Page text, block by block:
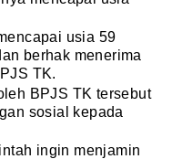
usia 59
berhak menerima
TK.
BPJS TK tersebut
sosial kepada
ingin menjamin